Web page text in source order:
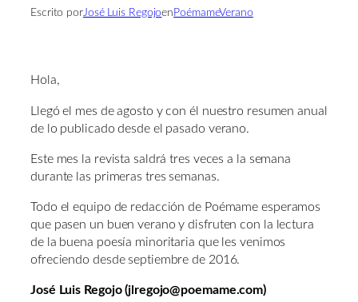
Escrito porJosé Luis Regojoen PoémameVerano
Hola,
Llegó el mes de agosto y con él nuestro resumen anual
de lo publicado desde el pasado verano.
Este mes la revista saldrá tres veces a la semana
durante las primeras tres semanas.
Todo el equipo de redacción de Poémame esperamos
que pasen un buen verano y disfruten con la lectura
de la buena poesía minoritaria que les venimos
ofreciendo desde septiembre de 2016.
José Luis Regojo (jlregojo@poemame.com)